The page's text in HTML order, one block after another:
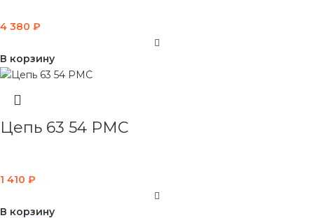
4 380 ₽
В корзину
Цепь 63 54 PMC
1 410 ₽
В корзину